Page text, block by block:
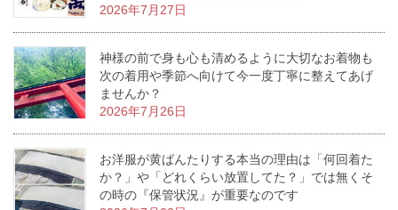
2026年7月27日
神様の前で身も心も清めるように大切なお着物も
次の着用や季節へ向けて今一度丁寧に整えてあげ
ませんか？
2026年7月26日
お洋服が黄ばんたりする本当の理由は「何回着た
か？」や「どれくらい放置してた？」では無くそ
の時の『保管状況』が重要なのです